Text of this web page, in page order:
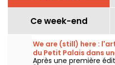
Ce week-end
We are (still) here :
du Petit Palais dans
gratuite cet été
Après une première